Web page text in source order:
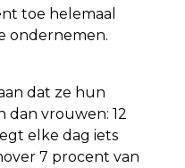
toe helemaal
ondernemen.
dat ze hun
dan vrouwen: 12
elke dag iets
7 procent van